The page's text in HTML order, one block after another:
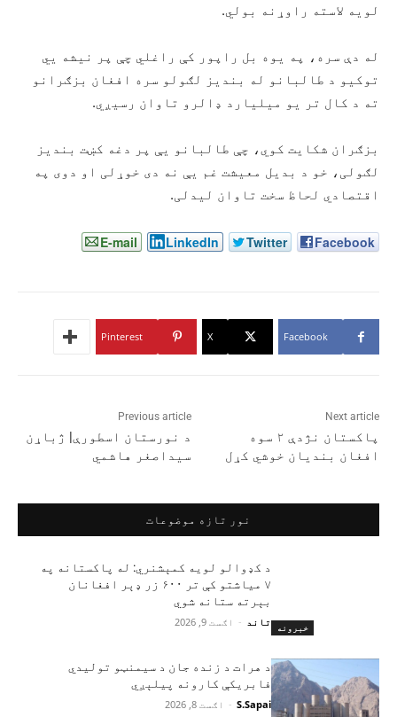
لویه لاسته راوړنه بولي.
له دې سره، په یوه بل راپور کې راغلي چې پر نیشه یي
توکیو د طالبانو له بندیز لګولو سره افغان بزګرانو
ته د کال تر یو میلیارد ډالرو تاوان رسیږي.
بزګران شکایت کوي، چې طالبانو یې پر دغه کښت بندیز
لګولی، خو د بدیل معیشت غم یې نه دی خوړلی او دوی په
اقتصادي لحاظ سخت تاوان لیدلی.
Facebook
Twitter
LinkedIn
E-mail
Facebook
X
Pinterest
Previous article
د نورستان اسطورې| ژباړن
سیداصغر هاشمي
Next article
پاکستان نژدې ۲ سوه
افغان بندیان خوشي کړل
نور تازه موضوعات
خبرونه
د کډوالو لویه کمېشنري: له پاکستانه په
۷ میاشتو کې تر ۶۰۰ زر ډېر افغانان
بېرته ستانه شوي
تاند - اګست 9, 2026
د هرات د زنده جان د سیمنټو تولیدي
فابریکې کارونه پیلېږي
S.Sapai
- اګست 8, 2026